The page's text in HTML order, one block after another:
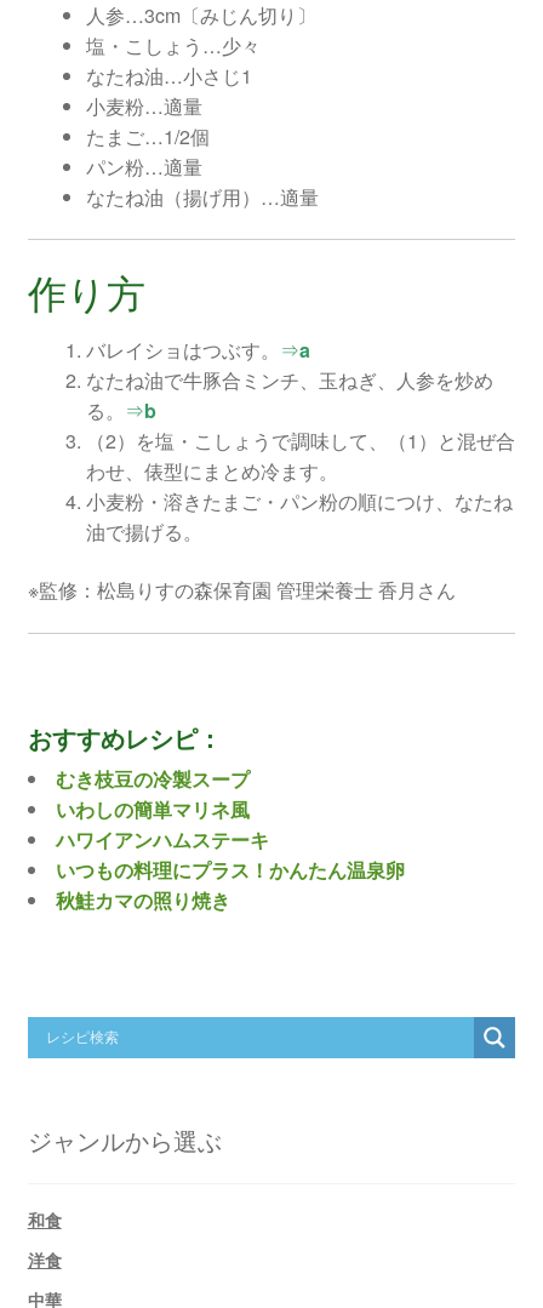
人参…3cm〔みじん切り〕
塩・こしょう…少々
なたね油…小さじ1
小麦粉…適量
たまご…1/2個
パン粉…適量
なたね油（揚げ用）…適量
作り方
バレイショはつぶす。 ⇒a
なたね油で牛豚合ミンチ、玉ねぎ、人参を炒め
る。 ⇒b
（2）を塩・こしょうで調味して、（1）と混ぜ合
わせ、俵型にまとめ冷ます。
小麦粉・溶きたまご・パン粉の順につけ、なたね
油で揚げる。
※監修：松島りすの森保育園 管理栄養士 香月さん
おすすめレシピ：
むき枝豆の冷製スープ
いわしの簡単マリネ風
ハワイアンハムステーキ
いつもの料理にプラス！かんたん温泉卵
秋鮭カマの照り焼き
ジャンルから選ぶ
和食
洋食
中華